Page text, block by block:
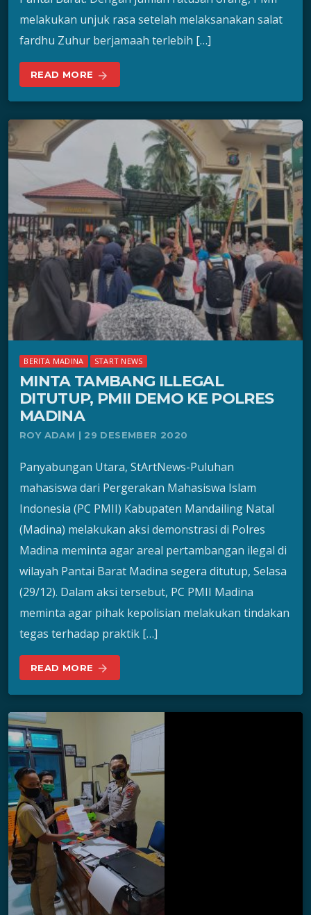
melakukan unjuk rasa setelah melaksanakan salat
fardhu Zuhur berjamaah terlebih […]
READ MORE arrow_forward
BERITA MADINA START NEWS
MINTA TAMBANG ILLEGAL
DITUTUP, PMII DEMO KE POLRES
MADINA
ROY ADAM | 29 DESEMBER 2020
Panyabungan Utara, StArtNews-Puluhan
mahasiswa dari Pergerakan Mahasiswa Islam
Indonesia (PC PMII) Kabupaten Mandailing Natal
(Madina) melakukan aksi demonstrasi di Polres
Madina meminta agar areal pertambangan ilegal di
wilayah Pantai Barat Madina segera ditutup, Selasa
(29/12). Dalam aksi tersebut, PC PMII Madina
meminta agar pihak kepolisian melakukan tindakan
tegas terhadap praktik […]
READ MORE arrow_forward